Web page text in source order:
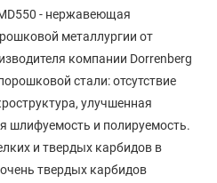
- нержавеющая
металлургии от
компании Dorrenberg
стали: отсутствие
улучшенная
шлифуемость и полируемость.
и твердых карбидов в
твердых карбидов